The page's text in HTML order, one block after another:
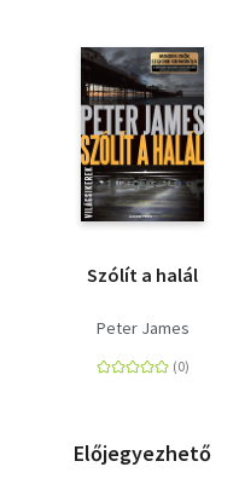
Szólít a halál
Peter James
Előjegyezhető